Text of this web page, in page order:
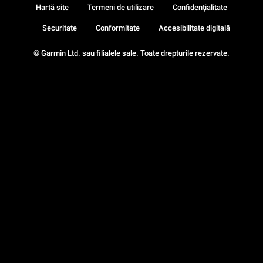
© Garmin Ltd. sau filialele sale. Toate drepturile rezervate.
Hartă site Termeni de utilizare Confidenţialitate
Securitate Conformitate Accesibilitate digitală